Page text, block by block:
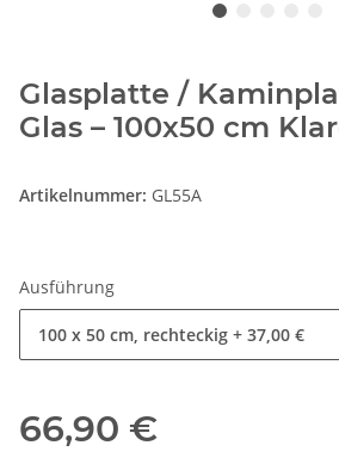
Glasplatte /
Glas – 100x50 cm
Artikelnummer: GL55A
Ausführung
100 x 50 cm, rechteckig + 37,00 €
66,90 €